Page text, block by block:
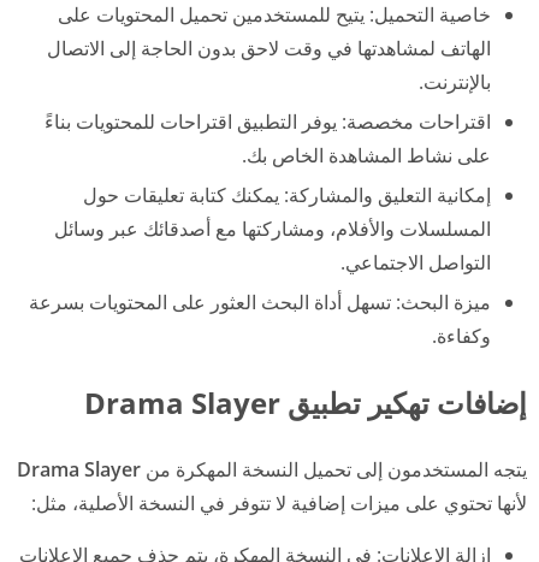
خاصية التحميل: يتيح للمستخدمين تحميل المحتويات على
الهاتف لمشاهدتها في وقت لاحق بدون الحاجة إلى الاتصال
بالإنترنت.
اقتراحات مخصصة: يوفر التطبيق اقتراحات للمحتويات بناءً
على نشاط المشاهدة الخاص بك.
إمكانية التعليق والمشاركة: يمكنك كتابة تعليقات حول
المسلسلات والأفلام، ومشاركتها مع أصدقائك عبر وسائل
التواصل الاجتماعي.
ميزة البحث: تسهل أداة البحث العثور على المحتويات بسرعة
وكفاءة.
إضافات تهكير تطبيق Drama Slayer
يتجه المستخدمون إلى تحميل النسخة المهكرة من Drama Slayer
لأنها تحتوي على ميزات إضافية لا تتوفر في النسخة الأصلية، مثل:
إزالة الإعلانات: في النسخة المهكرة، يتم حذف جميع الإعلانات